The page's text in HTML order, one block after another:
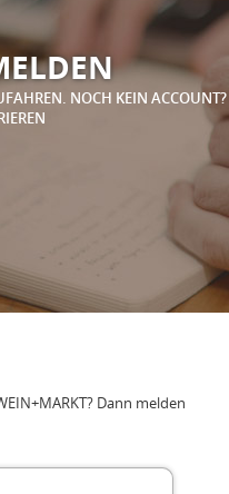
NOCH KEIN ACCOUNT?
Dann melden